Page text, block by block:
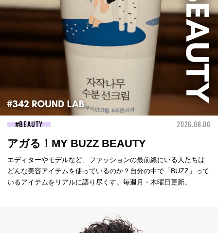
BEAUTY 2026.08.06
アガる！MY BUZZ BEAUTY
エディターやモデルなど、ファッションの最前線にいる人たちは
どんな美容アイテムを使っているのか？自分の中で「BUZZ」って
いるアイテムをリアルに語り尽くす。毎週月・木曜日更新。